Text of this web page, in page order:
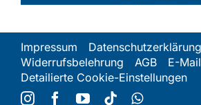
Impressum
Datenschutzerklärung
Widerrufsbelehrung
AGB
E-
Detailierte Cookie-Einstellungen